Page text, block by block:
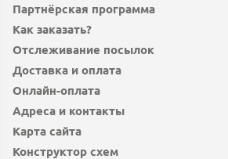
Партнёрская программа
Как заказать?
Отслеживание посылок
Доставка и оплата
Онлайн-оплата
Адреса и контакты
Карта сайта
Конструктор схем